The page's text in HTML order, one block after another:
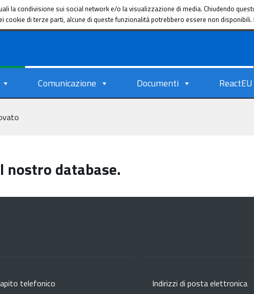
Comunicazione Documenti ReactEU
nostro database.
telefonico Indirizzi di posta elettronica
la condivisione sui social network e/o la visualizzazione di media. Chiudendo
cookie di terze parti, alcune di queste funzionalità potrebbero essere non